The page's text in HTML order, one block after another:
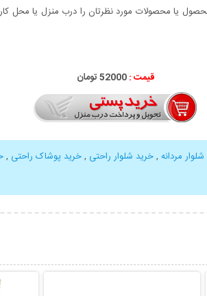
یا محصولات مورد نظرتان را درب منزل یا محل
قیمت :52000 تومان
مردانه ,خرید شلوار راحتی ,خرید پوشاک راحتی ,